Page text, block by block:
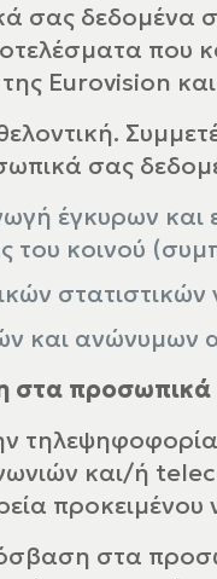
σας δεδομένα
που
Eurovision
σας
έγκυρων
κοινού
και
στα
και/ή
στα